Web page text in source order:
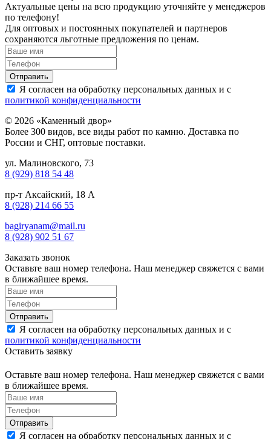
Актуальные цены на всю продукцию уточняйте у менеджеров
по телефону!
Для оптовых и постоянных покупателей и партнеров
сохраняются льготные предложения по ценам.
Я согласен на обработку персональных данных и с
политикой конфиденциальности
© 2026 «Каменный двор»
Более 300 видов, все виды работ по камню. Доставка по
России и СНГ, оптовые поставки.
ул. Малиновского, 73
8 (929) 818 54 48
пр-т Аксайский, 18 А
8 (928) 214 66 55
bagiryanam@mail.ru
8 (928) 902 51 67
Заказать звонок
Оставьте ваш номер телефона. Наш менеджер свяжется с вами
в ближайшее время.
Я согласен на обработку персональных данных и с
политикой конфиденциальности
Оставить заявку
Оставьте ваш номер телефона. Наш менеджер свяжется с вами
в ближайшее время.
Я согласен на обработку персональных данных и с